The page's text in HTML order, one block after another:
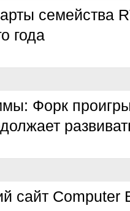
семейства
года
Форк
сайт Computer